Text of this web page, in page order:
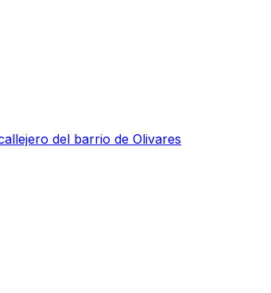
del barrio de Olivares